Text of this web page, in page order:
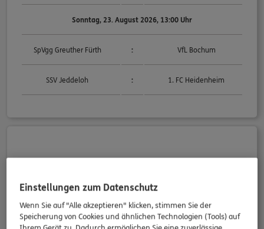
Sonntag, 23. August 2026, 13:00 Uhr
SpVgg Greuther Fürth : VfL Bochum
SSV Jeddeloh : 1. FC Heidenheim
VfB Krieschow :
TSV Schott Mainz : Borussia Mönchengladbach
Einstellungen zum Datenschutz
Wenn Sie auf "Alle akzeptieren" klicken, stimmen Sie der
Speicherung von Cookies und ähnlichen Technologien (Tools) auf